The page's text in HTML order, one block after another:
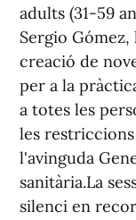
adults (31-59
Sergio
creació de
per a la
a totes les
les
l'avinguda
sanitària.La
silenci en